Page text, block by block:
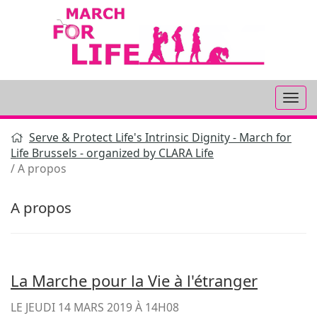
Serve & Protect Life's Intrinsic Dignity - March for
Life Brussels - organized by CLARA Life
A propos
A propos
La Marche pour la Vie à l'étranger
LE JEUDI 14 MARS 2019 À 14H08